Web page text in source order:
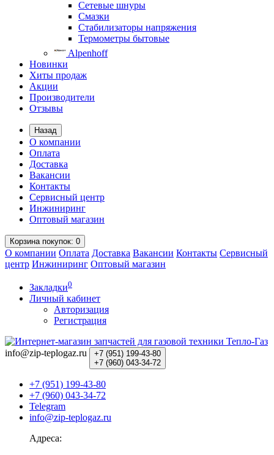
Сетевые шнуры
Смазки
Стабилизаторы напряжения
Термометры бытовые
Alpenhoff
Новинки
Хиты продаж
Акции
Производители
Отзывы
Назад
О компании
Оплата
Доставка
Вакансии
Контакты
Сервисный центр
Инжиниринг
Оптовый магазин
Корзинапокупок: 0
О компании Оплата Доставка Вакансии Контакты Сервисный
центр Инжиниринг Оптовый магазин
Закладки0
Личный кабинет
Авторизация
Регистрация
info@zip-teplogaz.ru +7 (951) 199-43-80
+7 (960) 043-34-72
+7 (951) 199-43-80
+7 (960) 043-34-72
Telegram
info@zip-teplogaz.ru
Адреса: